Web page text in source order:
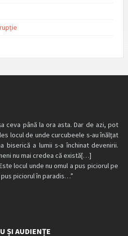
ceva până la ora asta. Dar de azi, pot
locul de unde curcubeele s-au înălţat
biserică a lumii s-a închinat devenirii.
nu mai credea că există[…]
locul unde nu omul a pus piciorul pe
piciorul în paradis…”
ȘI AUDIENȚE